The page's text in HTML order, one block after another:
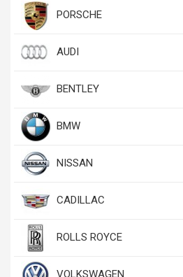
PORSCHE
AUDI
BENTLEY
BMW
NISSAN
CADILLAC
ROLLS ROYCE
VOLKSWAGEN